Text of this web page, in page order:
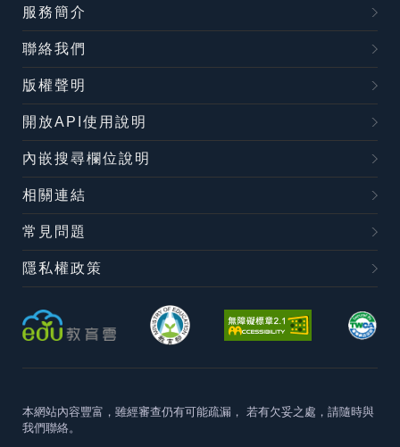
服務簡介
聯絡我們
版權聲明
開放API使用說明
內嵌搜尋欄位說明
相關連結
常見問題
隱私權政策
本網站內容豐富，雖經審查仍有可能疏漏， 若有欠妥之處，請隨時與
我們聯絡。